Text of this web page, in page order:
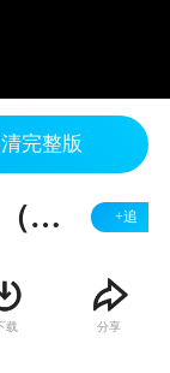
完整版
24.10.13（16）安31v白32（左胜） +追
载 分享